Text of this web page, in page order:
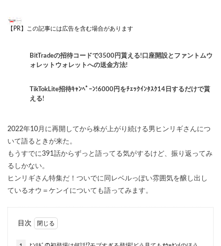
【PR】この記事には広告を含む場合があります
BitTradeの招待コードで3500円貰える!口座開設とファントムウ
ォレットウォレットへの送金方法!
TikTokLite招待ｷｬﾝﾍﾟｰﾝ!6000円をﾁｪｯｸｲﾝﾀｽｸ14日するだけで貰
える!
2022年10月に再開してから株が上がり続ける男ヒンリギさんにつ
いて語るときが来た。
もうすでに391話からずっと語ってる気がするけど、振り返ってみ
るしかない。
ヒンリギさん特集だ！ついでに同レベルっぽい雰囲気を醸し出し
ているオウ＝ケンイについても語ってみます。
目次